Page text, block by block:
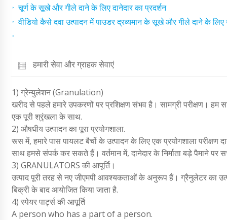
चूर्ण के सूखे और गीले दाने के लिए दानेदार का प्रदर्शन
वीडियो कैसे दवा उत्पादन में पाउडर द्रव्यमान के सूखे और गीले दाने के
हमारी सेवा और ग्राहक सेवाएं
1) ग्रेन्युलेशन (Granulation)
खरीद से पहले हमारे उपकरणों पर प्रशिक्षण संभव है। सामग्री परीक्षण।
एक पूरी श्रृंखला के साथ.
2) औषधीय उत्पादन का पूरा प्रयोगशाला.
रूस में, हमारे पास पायलट बैचों के उत्पादन के लिए एक प्रयोगशाला परीक्षण
साथ हमसे संपर्क कर सकते हैं। वर्तमान में, दानेदार के निर्माता बड़े पैमाने
3) GRANULATORS की आपूर्ति।
उत्पाद पूरी तरह से नए जीएमपी आवश्यकताओं के अनुरूप हैं। ग्रैनुलेटर का
बिक्री के बाद आयोजित किया जाता है.
4) स्पेयर पार्ट्स की आपूर्ति
A person who has a part of a person.